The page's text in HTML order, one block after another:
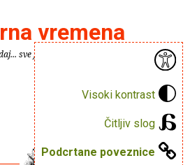
Visoki kontrast
Čitljiv slog
Podcrtane poveznice
vremena
sve je puno knjiga.